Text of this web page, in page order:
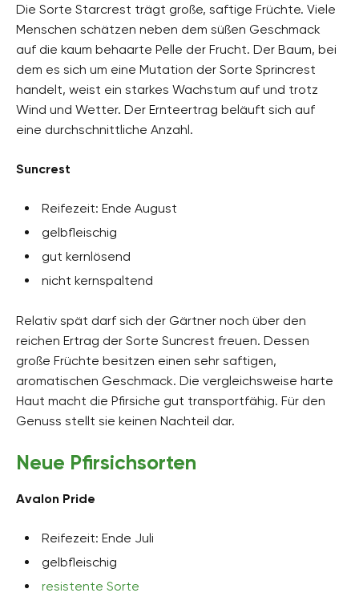
Die Sorte Starcrest trägt große, saftige Früchte. Viele
Menschen schätzen neben dem süßen Geschmack
auf die kaum behaarte Pelle der Frucht. Der Baum, bei
dem es sich um eine Mutation der Sorte Sprincrest
handelt, weist ein starkes Wachstum auf und trotz
Wind und Wetter. Der Ernteertrag beläuft sich auf
eine durchschnittliche Anzahl.
Suncrest
Reifezeit: Ende August
gelbfleischig
gut kernlösend
nicht kernspaltend
Relativ spät darf sich der Gärtner noch über den
reichen Ertrag der Sorte Suncrest freuen. Dessen
große Früchte besitzen einen sehr saftigen,
aromatischen Geschmack. Die vergleichsweise harte
Haut macht die Pfirsiche gut transportfähig. Für den
Genuss stellt sie keinen Nachteil dar.
Neue Pfirsichsorten
Avalon Pride
Reifezeit: Ende Juli
gelbfleischig
resistente Sorte